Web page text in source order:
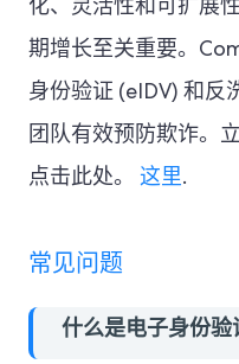
化、灵活性和可扩展
期增长至关重要。
身份验证 (eIDV) 和反
团队有效预防欺诈。
点击此处。 这里.
常见问题
什么是电子身份验